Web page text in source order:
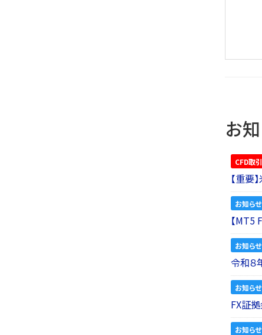
お
CFD取引
【重要
お知らせ
【MT5
お知らせ
令和８
お知らせ
FX証
お知らせ